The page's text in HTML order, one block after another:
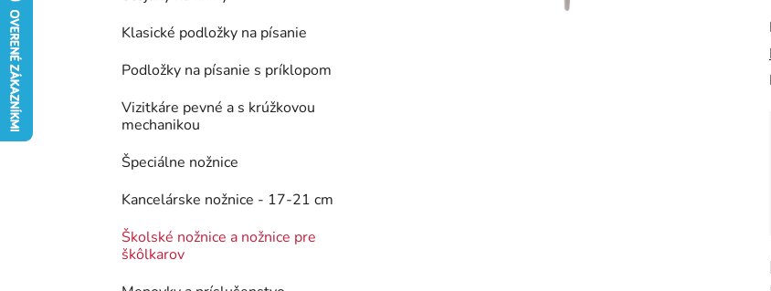
Klasické podložky na písanie
Podložky na písanie s príklopom
Vizitkáre pevné a s krúžkovou
mechanikou
Špeciálne nožnice
Kancelárske nožnice - 17-21 cm
Školské nožnice a nožnice pre
škôlkarov